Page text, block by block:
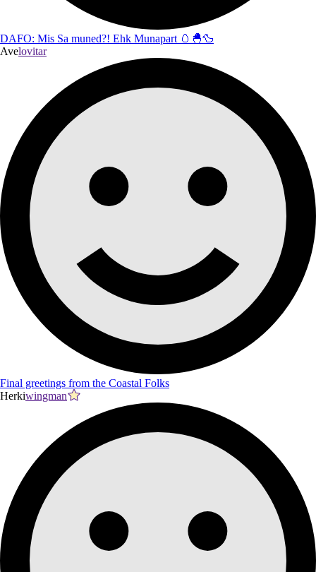
DAFO: Mis Sa muned?! Ehk Munapart 🥚🐣🦆
Avelovitar
Final greetings from the Coastal Folks
Herkiwingman